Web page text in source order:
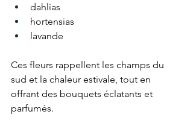
dahlias
hortensias
lavande
Ces fleurs rappellent les champs du
sud et la chaleur estivale, tout en
offrant des bouquets éclatants et
parfumés.